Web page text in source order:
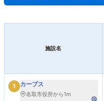
施設名
1 カーブス
名取市役所から1m